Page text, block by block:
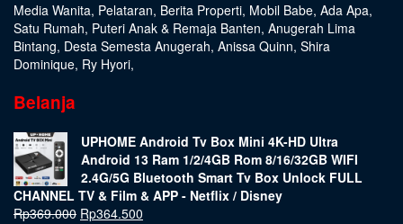
Media Wanita, Pelataran, Berita Properti, Mobil Babe, Ada Apa,
Satu Rumah, Puteri Anak & Remaja Banten, Anugerah Lima
Bintang, Desta Semesta Anugerah, Anissa Quinn, Shira
Dominique, Ry Hyori,
Belanja
UPHOME Android Tv Box Mini 4K-HD Ultra
Android 13 Ram 1/2/4GB Rom 8/16/32GB WIFI
2.4G/5G Bluetooth Smart Tv Box Unlock FULL
CHANNEL TV & Film & APP - Netflix / Disney
Rp369.000 Rp364.500